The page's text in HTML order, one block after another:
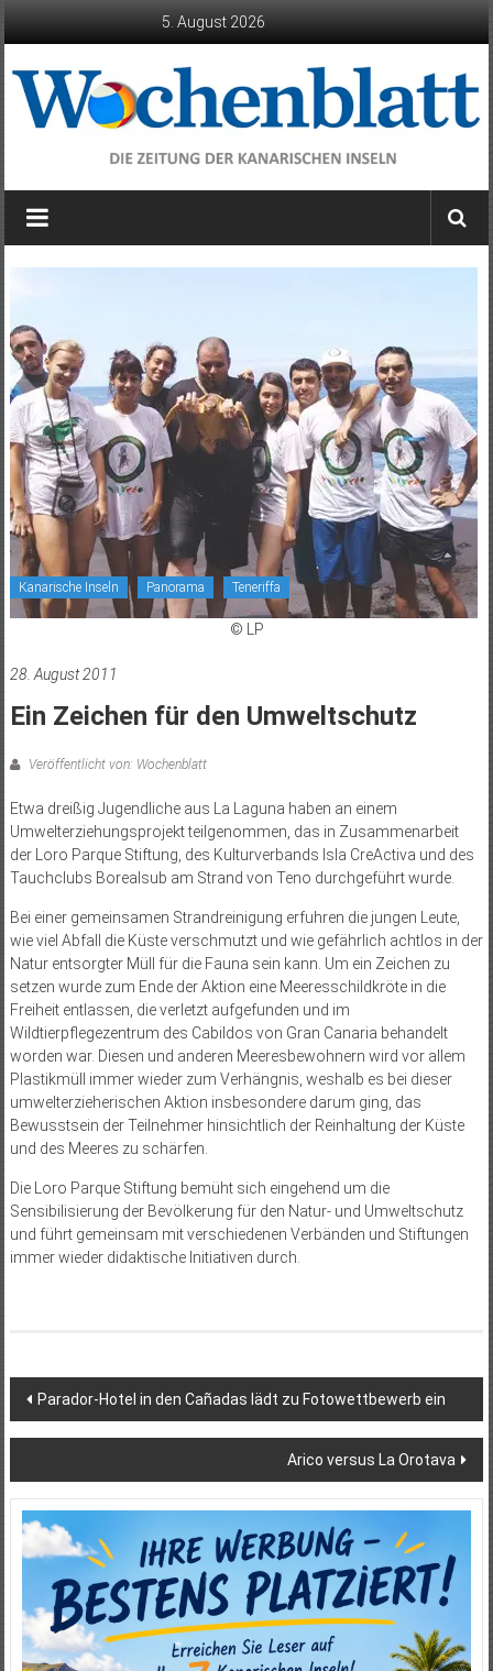
5. August 2026
Wochenblatt
die
Inseln
Kanarische Inseln Panorama Teneriffa
© LP
28. August 2011
Ein Zeichen für den Umweltschutz
Veröffentlicht von: Wochenblatt
Etwa dreißig Jugendliche aus La Laguna haben an einem
Umwelterziehungsprojekt teilgenommen, das in Zusammenarbeit
der Loro Parque Stiftung, des Kulturverbands Isla CreActiva und des
Tauchclubs Borealsub am Strand von Teno durchgeführt wurde.
Bei einer gemeinsamen Strandreinigung erfuhren die jungen Leute,
wie viel Abfall die Küste verschmutzt und wie gefährlich achtlos in der
Natur entsorgter Müll für die Fauna sein kann. Um ein Zeichen zu
setzen wurde zum Ende der Aktion eine Meeresschildkröte in die
Freiheit entlassen, die verletzt aufgefunden und im
Wildtierpflegezentrum des Cabildos von Gran Canaria behandelt
worden war. Diesen und anderen Meeresbewohnern wird vor allem
Plastikmüll immer wieder zum Verhängnis, weshalb es bei dieser
umwelterzieherischen Aktion insbesondere darum ging, das
Bewusstsein der Teilnehmer hinsichtlich der Reinhaltung der Küste
und des Meeres zu schärfen.
Die Loro Parque Stiftung bemüht sich eingehend um die
Sensibilisierung der Bevölkerung für den Natur- und Umweltschutz
und führt gemeinsam mit verschiedenen Verbänden und Stiftungen
immer wieder didaktische Initiativen durch.
Beitragsnavigation
Parador-Hotel in den Cañadas lädt zu Fotowettbewerb ein
Arico versus La Orotava